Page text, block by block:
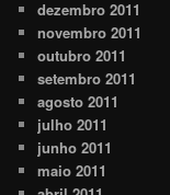
dezembro 2011
novembro 2011
outubro 2011
setembro 2011
agosto 2011
julho 2011
junho 2011
maio 2011